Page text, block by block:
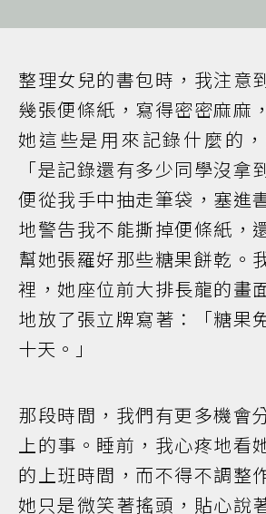
整理女兒的書包時，我注意
幾張便條紙，寫得密密麻麻
她這些是用來記錄什麼的
「是記錄還有多少同學沒拿
便從我手中抽走筆袋，塞進
地警告我不能撕掉便條紙，
幫她張羅好那些糖果餅乾。
裡，她座位前大排長龍的畫
地放了張立牌寫著：「糖果
十天。」
那段時間，我們有更多機會
上的事。睡前，我心疼地看
的上班時間，而不得不調整
她只是微笑著搖頭，貼心說